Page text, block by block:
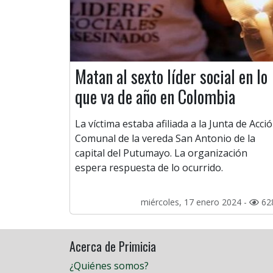
Matan al sexto líder social en lo
que va de año en Colombia
La víctima estaba afiliada a la Junta de
Comunal de la vereda San Antonio de la
capital del Putumayo. La organización
espera respuesta de lo ocurrido.
miércoles, 17 enero 2024 -
Acerca de Primicia
¿Quiénes somos?